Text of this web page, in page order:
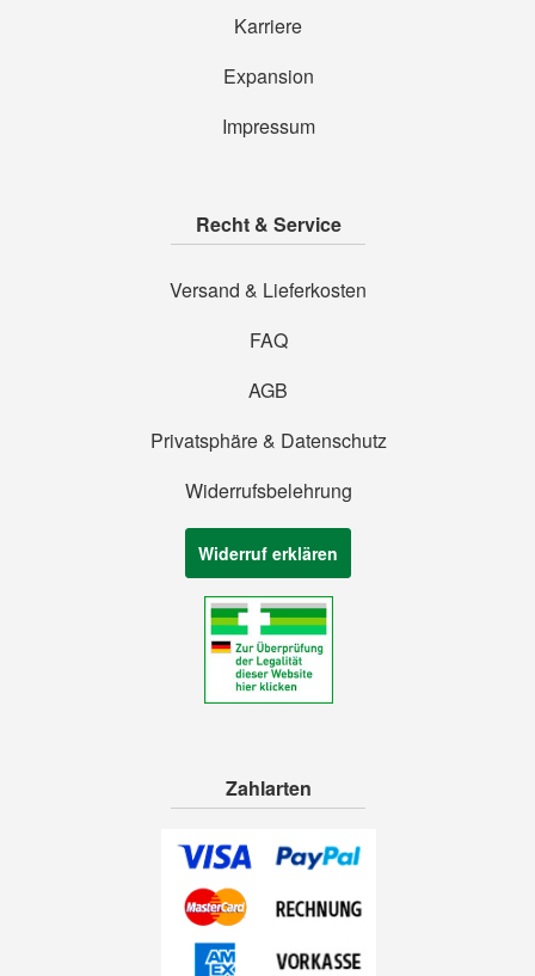
Karriere
Expansion
Impressum
Recht & Service
Versand & Lieferkosten
FAQ
AGB
Privatsphäre & Datenschutz
Widerrufsbelehrung
Widerruf erklären
Zahlarten